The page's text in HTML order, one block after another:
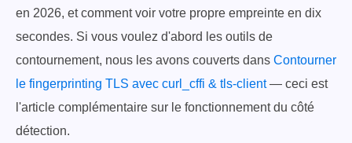
en 2026, et comment voir votre propre empreinte en dix
secondes. Si vous voulez d'abord les outils de
contournement, nous les avons couverts dans Contourner
le fingerprinting TLS avec curl_cffi & tls-client— ceci est
l'article complémentaire sur le fonctionnement du côté
détection.